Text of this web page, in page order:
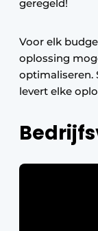
geregeld!
Voor elk
oplossing
optimaliseren.
levert elke